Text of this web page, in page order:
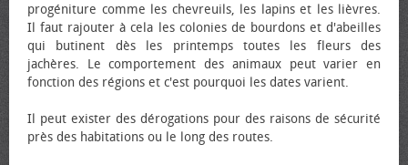
progéniture comme les chevreuils, les lapins et les lièvres.
Il faut rajouter à cela les colonies de bourdons et d'abeilles
qui butinent dès les printemps toutes les fleurs des
jachères. Le comportement des animaux peut varier en
fonction des régions et c'est pourquoi les dates varient.
Il peut exister des dérogations pour des raisons de sécurité
près des habitations ou le long des routes.